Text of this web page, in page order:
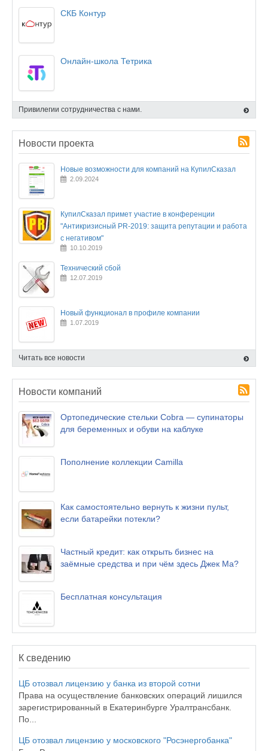
СКБ Контур
Онлайн-школа Тетрика
Привилегии сотрудничества с нами.
Новости проекта
Новые возможности для компаний на КупилСказал
2.09.2024
КупилСказал примет участие в конференции
"Антикризисный PR-2019: защита репутации и работа
с негативом"
10.10.2019
Технический сбой
12.07.2019
Новый функционал в профиле компании
1.07.2019
Читать все новости
Новости компаний
Ортопедические стельки Cobra — супинаторы
для беременных и обуви на каблуке
Пополнение коллекции Camilla
Как самостоятельно вернуть к жизни пульт,
если батарейки потекли?
Частный кредит: как открыть бизнес на
заёмные средства и при чём здесь Джек Ма?
Бесплатная консультация
К сведению
ЦБ отозвал лицензию у банка из второй сотни
Права на осуществление банковских операций лишился
зарегистрированный в Екатеринбурге Уралтрансбанк.
По...
ЦБ отозвал лицензию у московского "Росэнергобанка"